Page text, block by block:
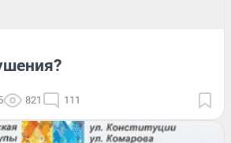
821 111